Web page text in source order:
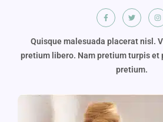
Quisque malesuada placerat nisl.
pretium libero. Nam pretium turpis et
pretium.